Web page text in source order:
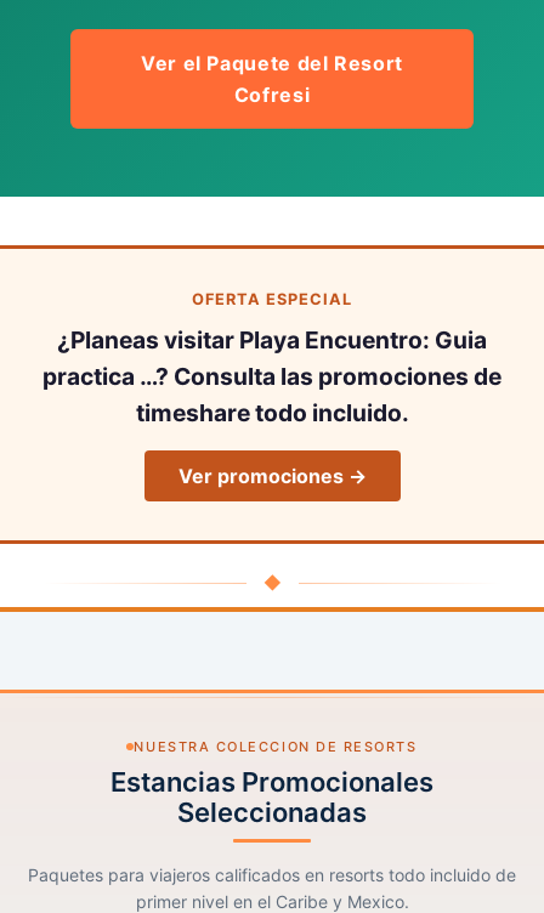
Ver el Paquete del Resort
Cofresi
OFERTA ESPECIAL
¿Planeas visitar Playa Encuentro: Guia
practica …? Consulta las promociones de
timeshare todo incluido.
Ver promociones →
◆
NUESTRA COLECCION DE RESORTS
Estancias Promocionales
Seleccionadas
Paquetes para viajeros calificados en resorts todo incluido de
primer nivel en el Caribe y Mexico.